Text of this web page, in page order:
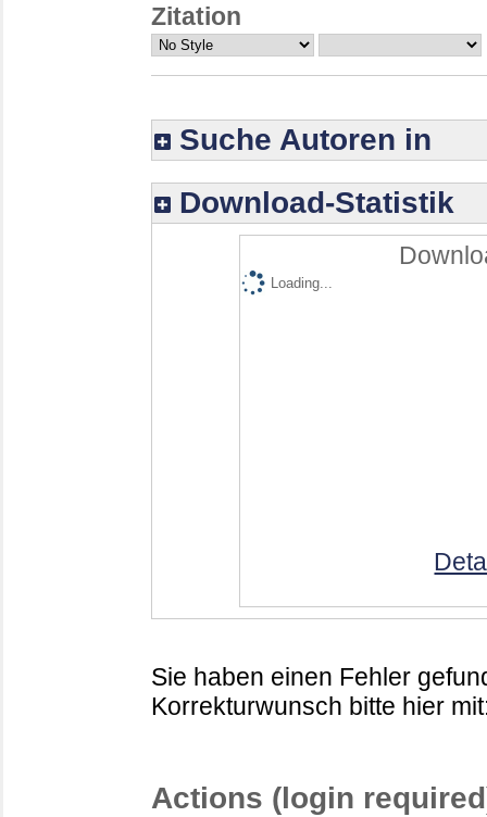
Zitation
Suche Autoren in
Download-Statistik
Loading...
Sie haben einen Fehler
Korrekturwunsch bitte hier
Actions (login